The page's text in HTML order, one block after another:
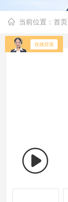
当前位置：首页